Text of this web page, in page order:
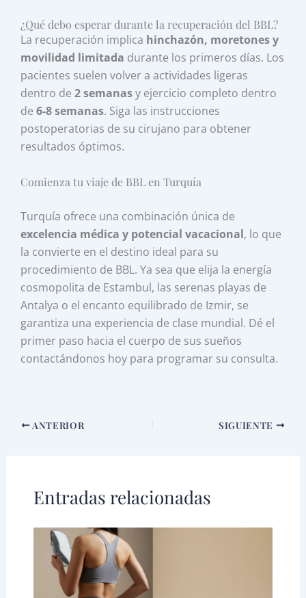
¿Qué debo esperar durante la recuperación del BBL?
La recuperación implica hinchazón, moretones y
movilidad limitada durante los primeros días. Los
pacientes suelen volver a actividades ligeras
dentro de2 semanasy ejercicio completo dentro
de6-8 semanas. Siga las instrucciones
postoperatorias de su cirujano para obtener
resultados óptimos.
Comienza tu viaje de BBL en Turquía
Turquía ofrece una combinación única de
excelencia médica y potencial vacacional, lo que
la convierte en el destino ideal para su
procedimiento de BBL. Ya sea que elija la energía
cosmopolita de Estambul, las serenas playas de
Antalya o el encanto equilibrado de Izmir, se
garantiza una experiencia de clase mundial. Dé el
primer paso hacia el cuerpo de sus sueños
contactándonos hoy para programar su consulta.
ANTERIOR SIGUIENTE
Entradas relacionadas